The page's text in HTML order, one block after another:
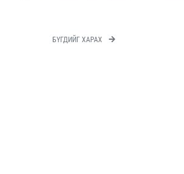
БҮГДИЙГ ХАРАХ